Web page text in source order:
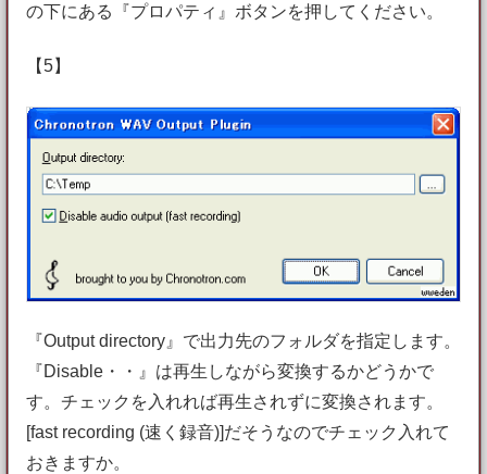
の下にある『プロパティ』ボタンを押してください。
【5】
『Output directory』で出力先のフォルダを指定します。
『Disable・・』は再生しながら変換するかどうかで
す。チェックを入れれば再生されずに変換されます。
[fast recording (速く録音)]だそうなのでチェック入れて
おきますか。